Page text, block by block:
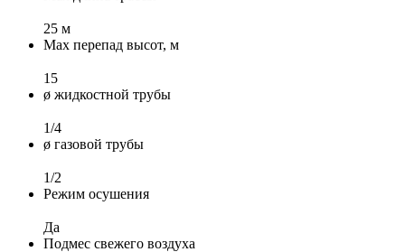
25 м
Max перепад высот, м
15
ø жидкостной трубы
1/4
ø газовой трубы
1/2
Режим осушения
Да
Подмес свежего воздуха